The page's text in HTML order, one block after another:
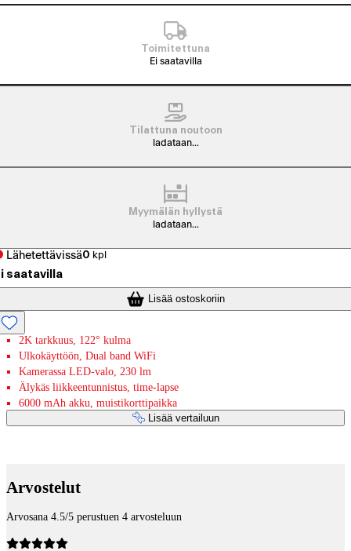
Toimitettuna
Ei saatavilla
Tilattuna noutoon
ladataan...
Myymälän hyllystä
ladataan...
Lähetettävissä0 kpl
saatavilla
Lisää ostoskoriin
2K tarkkuus, 122° kulma
Ulkokäyttöön, Dual band WiFi
Kamerassa LED-valo, 230 lm
Älykäs liikkeentunnistus, time-lapse
6000 mAh akku, muistikorttipaikka
Lisää vertailuun
Arvostelut
Arvosana 4.5/5 perustuen 4 arvosteluun